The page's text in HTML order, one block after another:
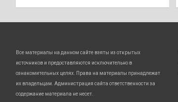
Все материалы на данном сайте взяты из открытых
источников и предоставляются исключительно в
ознакомительных целях. Права на материалы принадлежат
их владельцам. Администрация сайта ответственности за
содержание материала не несет.